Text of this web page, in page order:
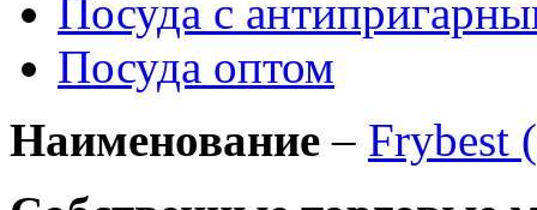
Посуда с
Посуда оптом
Наименование – Frybest